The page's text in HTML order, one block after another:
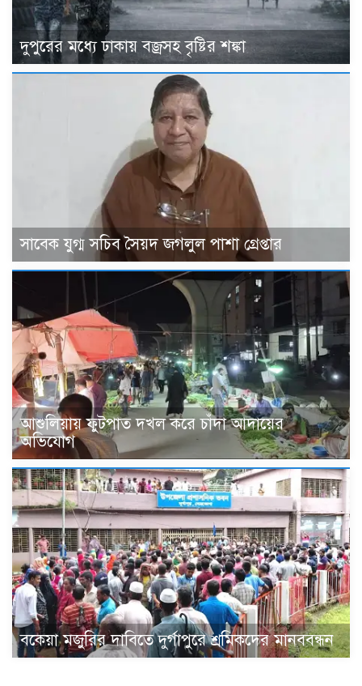
দুপুরের মধ্যে ঢাকায় বজ্রসহ বৃষ্টির শঙ্কা
সাবেক যুগ্ম সচিব সৈয়দ জগলুল পাশা গ্রেপ্তার
আশুলিয়ায় ফুটপাত দখল করে চাঁদা আদায়ের
অভিযোগ
বকেয়া মজুরির দাবিতে দুর্গাপুরে শ্রমিকদের মানববন্ধন